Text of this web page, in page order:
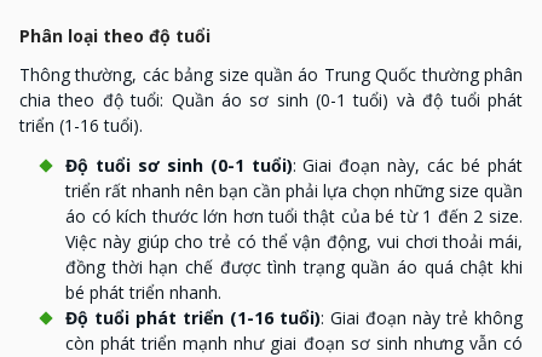
Phân loại theo độ tuổi
Thông thường, các bảng size quần áo Trung Quốc thường phân
chia theo độ tuổi: Quần áo sơ sinh (0-1 tuổi) và độ tuổi phát
triển (1-16 tuổi).
Độ tuổi sơ sinh (0-1 tuổi): Giai đoạn này, các bé phát
triển rất nhanh nên bạn cần phải lựa chọn những size quần
áo có kích thước lớn hơn tuổi thật của bé từ 1 đến 2 size.
Việc này giúp cho trẻ có thể vận động, vui chơi thoải mái,
đồng thời hạn chế được tình trạng quần áo quá chật khi
bé phát triển nhanh.
Độ tuổi phát triển (1-16 tuổi): Giai đoạn này trẻ không
còn phát triển mạnh như giai đoạn sơ sinh nhưng vẫn có